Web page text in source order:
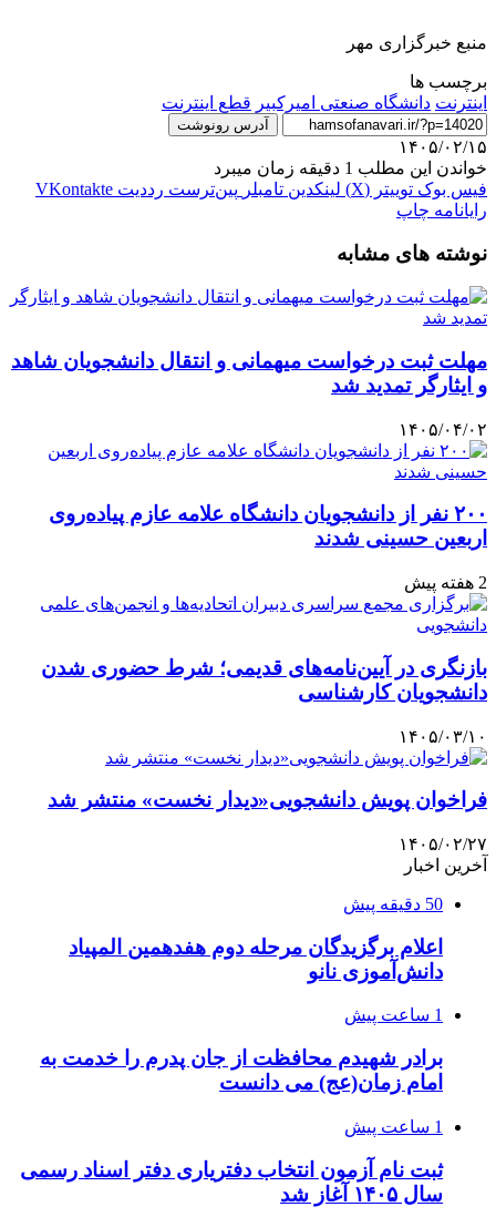
منبع خبرگزاری مهر
برچسب ها
اینترنت دانشگاه صنعتی امیرکبیر قطع اینترنت
آدرس رونوشت
۱۴۰۵/۰۲/۱۵
خواندن این مطلب 1 دقیقه زمان میبرد
فیس بوک توییتر (X) لینکدین ‫تامبلر ‫پین‌ترست ‫رددیت ‫VKontakte
رایانامه چاپ
نوشته های مشابه
مهلت ثبت درخواست میهمانی و انتقال دانشجویان شاهد
و ایثارگر تمدید شد
۱۴۰۵/۰۴/۰۲
۲۰۰ نفر از دانشجویان دانشگاه علامه عازم پیاده‌روی
اربعین حسینی شدند
2 هفته پیش
بازنگری در آیین‌نامه‌های قدیمی؛ شرط حضوری شدن
دانشجویان کارشناسی
۱۴۰۵/۰۳/۱۰
فراخوان پویش دانشجویی«دیدار نخست» منتشر شد
۱۴۰۵/۰۲/۲۷
آخرین اخبار
50 دقیقه پیش
اعلام برگزیدگان مرحله دوم هفدهمین المپیاد
دانش‌آموزی نانو
1 ساعت پیش
برادر شهیدم محافظت از جان پدرم را خدمت به
امام زمان(عج) می دانست
1 ساعت پیش
ثبت نام آزمون انتخاب دفتریاری دفتر اسناد رسمی
سال ۱۴۰۵ آغاز شد